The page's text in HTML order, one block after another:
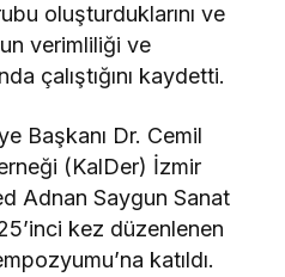
oluşturduklarını ve
verimliliği ve
çalıştığını kaydetti.
Başkanı Dr. Cemil
(KalDer) İzmir
Adnan Saygun Sanat
kez düzenlenen
katıldı.